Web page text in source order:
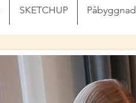
SKETCHUP Påbyggnad